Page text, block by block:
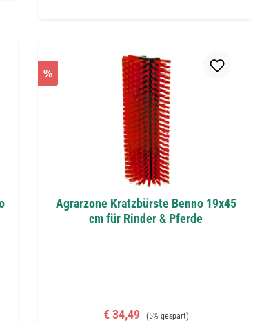
%
Agrarzone Kratzbürste Benno 19x45
cm für Rinder & Pferde
Verkaufspreis:
€ 34,49 Regulärer Preis:
(5% gespart)